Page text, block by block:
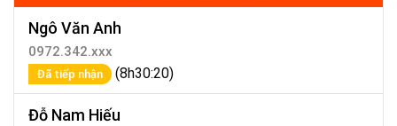
Ngô Văn Anh
0972.342.xxx
Đã tiếp nhận (8h30:20)
Đỗ Nam Hiếu